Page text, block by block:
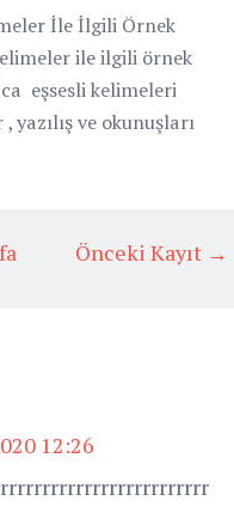
İle İlgili Örnek
ile ilgili örnek
eşsesli kelimeleri
ve okunuşları
Önceki Kayıt →
12:26